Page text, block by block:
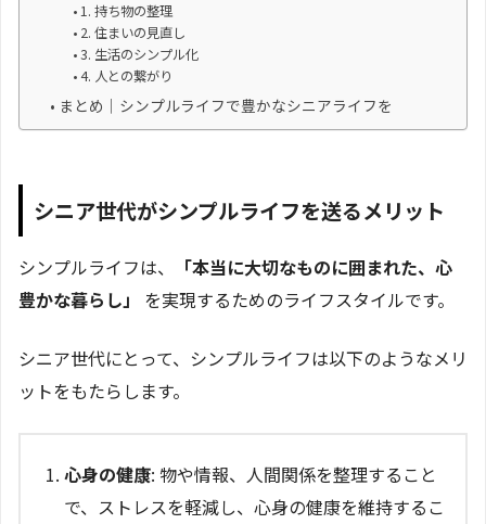
1. 持ち物の整理
2. 住まいの見直し
3. 生活のシンプル化
4. 人との繋がり
まとめ｜シンプルライフで豊かなシニアライフを
シニア世代がシンプルライフを送るメリット
シンプルライフは、
「本当に大切なものに囲まれた、心
豊かな暮らし」
を実現するためのライフスタイルです。
シニア世代にとって、シンプルライフは以下のようなメリ
ットをもたらします。
心身の健康: 物や情報、人間関係を整理すること
で、ストレスを軽減し、心身の健康を維持するこ